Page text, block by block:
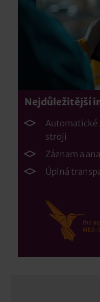
Nejdůležitější
Automatické
stroji
Záznam a
Úplná